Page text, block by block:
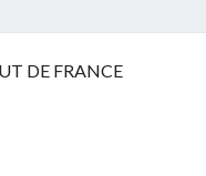
DE FRANCE